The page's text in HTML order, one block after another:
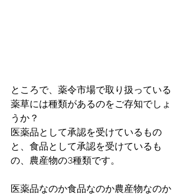
ところで、薬令市場で取り扱っている
薬草には種類があるのをご存知でしょ
うか？
医薬品として承認を受けているもの
と、食品として承認を受けているも
の、農産物の3種類です。
医薬品なのか食品なのか農産物なのか